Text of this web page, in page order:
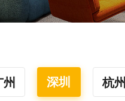
州 深圳 杭州